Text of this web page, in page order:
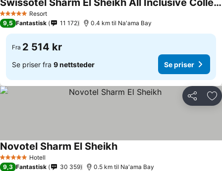
5 Stjerner Resort
Swissôtel Sharm El Sheikh All Inclusive Collection
Se priser
9,5 Fantastisk 11 172 0.4 km til Na'ama Bay
Fra 2 514 kr
Se priser fra 9 nettsteder Se priser
Del
5 Stjerner Hotell
Novotel Sharm El SheikhSe priser
9,3 Fantastisk 30 359 0.5 km til Na'ama Bay